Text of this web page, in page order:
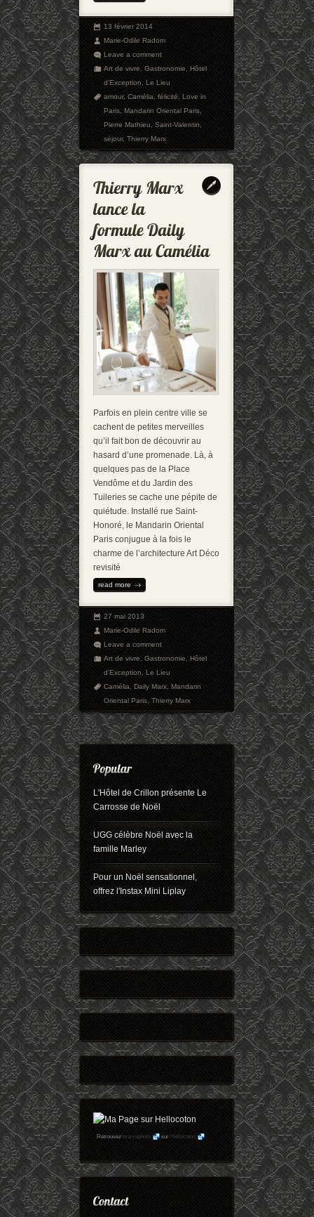
13 février 2014
Marie-Odile Radom
Leave a comment
Art de vivre,Gastronomie,Hôtel
d'Exception,Le Lieu
amour,Camélia,félicité,Love in
Paris,Mandarin Oriental Paris,
Pierre Mathieu,Saint-Valentin,
séjour,Thierry Marx
Parfois en plein centre ville se
cachent de petites merveilles
qu’il fait bon de découvrir au
hasard d’une promenade. Là, à
quelques pas de la Place
Vendôme et du Jardin des
Tuileries se cache une pépite de
quiétude. Installé rue Saint-
Honoré, le Mandarin Oriental
Paris conjugue à la fois le
charme de l’architecture Art Déco
revisité
read more
27 mai 2013
Marie-Odile Radom
Leave a comment
Art de vivre,Gastronomie,Hôtel
d'Exception,Le Lieu
Camélia,Daily Marx,Mandarin
Oriental Paris,Thierry Marx
L'Hôtel de Crillon présente Le
Carrosse de Noël
UGG célèbre Noël avec la
famille Marley
Pour un Noël sensationnel,
offrez l'Instax Mini Liplay
Retrouvezmaryophoto surHellocoton